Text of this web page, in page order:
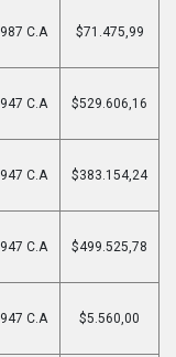
987 C.A $71.475,99
947 C.A $529.606,16
947 C.A $383.154,24
947 C.A $499.525,78
947 C.A $5.560,00